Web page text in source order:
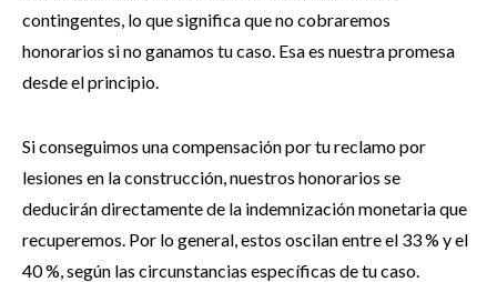
contingentes, lo que significa que no cobraremos
honorarios si no ganamos tu caso. Esa es nuestra promesa
desde el principio.
Si conseguimos una compensación por tu reclamo por
lesiones en la construcción, nuestros honorarios se
deducirán directamente de la indemnización monetaria que
recuperemos. Por lo general, estos oscilan entre el 33 % y el
40 %, según las circunstancias específicas de tu caso.